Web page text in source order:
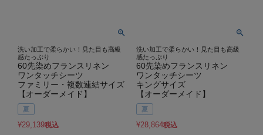
洗い加工で柔らかい！見た目も高級
感たっぷり
60先染めフランスリネン
ワンタッチシーツ
ファミリー・複数連結サイズ
【オーダーメイド】
夏
¥29,139税込
洗い加工で柔らかい！見た目も高級
感たっぷり
60先染めフランスリネン
ワンタッチシーツ
キングサイズ
【オーダーメイド】
夏
¥28,864税込